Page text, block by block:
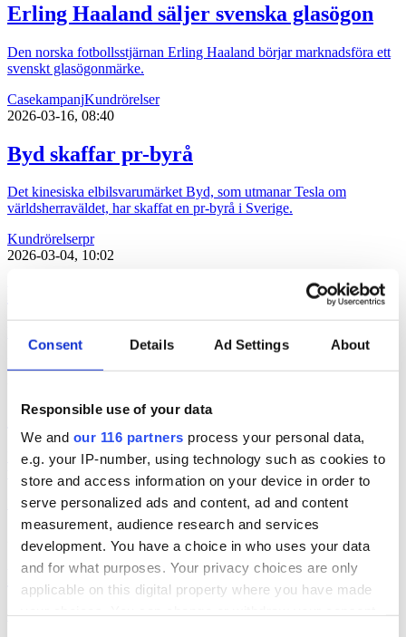
Consent Details Ad Settings About
Responsible use of your data
We and our 116 partners process your personal data,
e.g. your IP-number, using technology such as cookies to
store and access information on your device in order to
serve personalized ads and content, ad and content
measurement, audience research and services
development. You have a choice in who uses your data
and for what purposes. Your privacy choices are only
applicable on this digital property where you have made
Erling Haaland säljer svenska glasögon
Den norska fotbollsstjärnan Erling Haaland börjar marknadsföra ett
svenskt glasögonmärke.
CasekampanjKundrörelser
2026-03-16, 08:40
Byd skaffar pr-byrå
Det kinesiska elbilsvarumärket Byd, som utmanar Tesla om
världsherraväldet, har skaffat en pr-byrå i Sverige.
Kundrörelserpr
2026-03-04, 10:02
OTW får glassigt uppdrag
UPPDRAG- Kommunikationsbyrån OTW landar ett klassiskt
vårvarumärke.
Kundrörelser
2026-02-25, 12:10
Pr-byrån som landar Nespresso
Kaffebolaget Nespresso byter pr-byrå i Sverige.